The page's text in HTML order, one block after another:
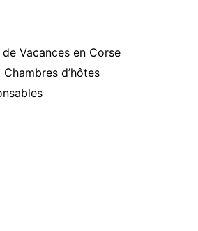
Vacances en Corse
d’hôtes